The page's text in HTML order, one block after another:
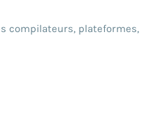
compilateurs, plateformes,